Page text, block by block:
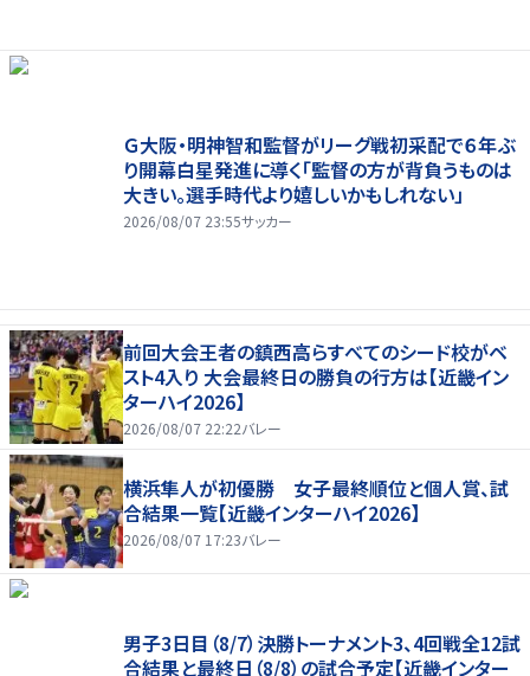
Ｇ大阪・明神智和監督がリーグ戦初采配で６年ぶ
り開幕白星発進に導く「監督の方が背負うものは
大きい。選手時代より嬉しいかもしれない」
2026/08/07 23:55サッカー
前回大会王者の鎮西高らすべてのシード校がベ
スト4入り 大会最終日の勝負の行方は【近畿イン
ターハイ2026】
2026/08/07 22:22バレー
横浜隼人が初優勝 女子最終順位と個人賞、試
合結果一覧【近畿インターハイ2026】
2026/08/07 17:23バレー
男子3日目（8/7）決勝トーナメント3、4回戦全12試
合結果と最終日（8/8）の試合予定【近畿インター